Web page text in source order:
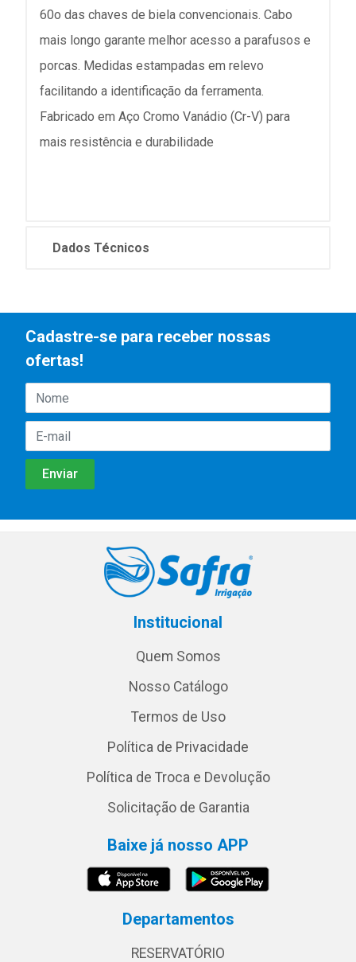
60o das chaves de biela convencionais. Cabo
mais longo garante melhor acesso a parafusos e
porcas. Medidas estampadas em relevo
facilitando a identificação da ferramenta.
Fabricado em Aço Cromo Vanádio (Cr-V) para
mais resistência e durabilidade
Dados Técnicos
Cadastre-se para receber nossas
ofertas!
Institucional
Quem Somos
Nosso Catálogo
Termos de Uso
Política de Privacidade
Política de Troca e Devolução
Solicitação de Garantia
Baixe já nosso APP
Departamentos
RESERVATÓRIO